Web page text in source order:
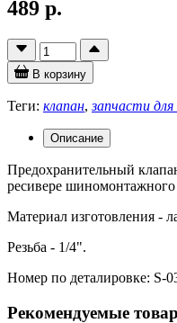
489 р.
В корзину
Теги: клапан,запчасти
Описание
Предохранительный
ресивере шиномонтажного
Материал изготовления -
Резьба - 1/4".
Номер по деталировке: S-
Рекомендуемые